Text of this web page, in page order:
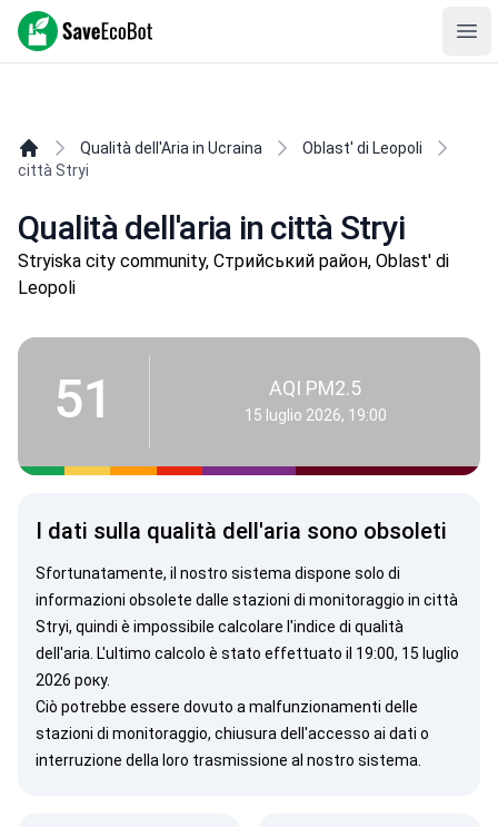
SaveEcoBot
Qualità dell'Aria in Ucraina
Oblast' di Leopoli
città Stryi
Qualità dell'aria in città Stryi
Stryiska city community, Стрийський район, Oblast' di
Leopoli
51 AQI PM2.5
15 luglio 2026, 19:00
I dati sulla qualità dell'aria sono obsoleti
Sfortunatamente, il nostro sistema dispone solo di
informazioni obsolete dalle stazioni di monitoraggio in città
Stryi, quindi è impossibile calcolare l'indice di qualità
dell'aria. L'ultimo calcolo è stato effettuato il 19:00, 15 luglio
2026 року.
Ciò potrebbe essere dovuto a malfunzionamenti delle
stazioni di monitoraggio, chiusura dell'accesso ai dati o
interruzione della loro trasmissione al nostro sistema.